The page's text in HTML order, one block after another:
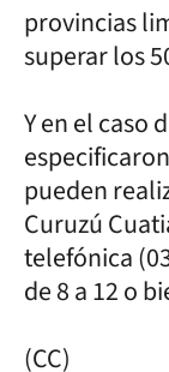
provincias
superar los
Y en el caso
pueden
Curuzú
telefónica
de 8 a 12 o
(CC)